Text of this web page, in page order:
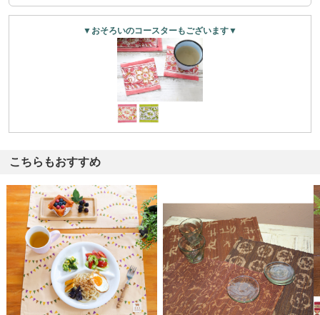
▼おそろいのコースターもございます▼
こちらもおすすめ